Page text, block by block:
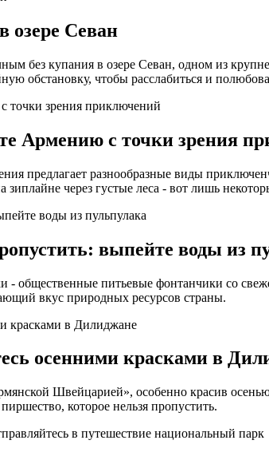
озере Севан
без купания в озере Севан, одном из
обстановку, чтобы расслабиться и
Армению с точки зрения
предлагает разнообразные виды
через густые леса - вот лишь
выпейте воды из
общественные питьевые фонтанчики со
вкус природных ресурсов страны.
осенними красками в
Швейцарией», особенно красив
которое нельзя пропустить.